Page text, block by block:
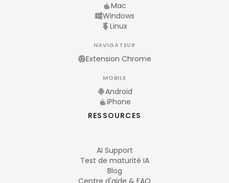
Mac
Windows
Linux
NAVIGATEUR
Extension Chrome
MOBILE
Android
iPhone
RESSOURCES
AI Support
Test de maturité IA
Blog
Centre d'aide & FAQ